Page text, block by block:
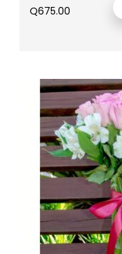
Q675.00